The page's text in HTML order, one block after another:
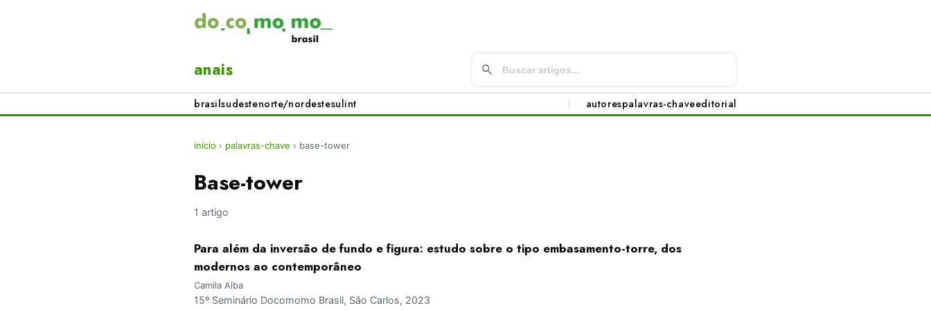
anais
brasilsudestenorte/nordestesulint autorespalavras-chaveeditorial
início › palavras-chave › base-tower
Base-tower
1 artigo
Para além da inversão de fundo e figura: estudo sobre o tipo embasamento-torre, dos
modernos ao contemporâneo
Camila Alba
15º Seminário Docomomo Brasil, São Carlos, 2023